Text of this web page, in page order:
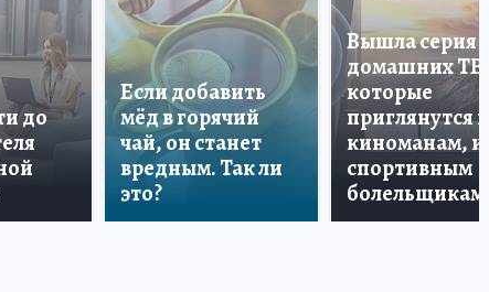
до
Если добавить
мёд в горячий
чай, он станет
вредным. Так ли
это?
Вышла серия
домашних ТВ,
которые
приглянутся и
киноманам, и
спортивным
болельщикам